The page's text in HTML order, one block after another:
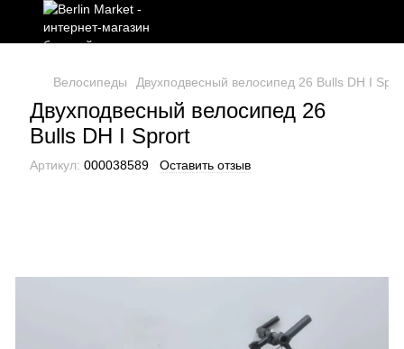
Велосипеды Двухподвесный велосипед 26 Bulls DH I
Двухподвесный велосипед 26
Bulls DH I Sprort
Артикул: 000038589 Оставить отзыв